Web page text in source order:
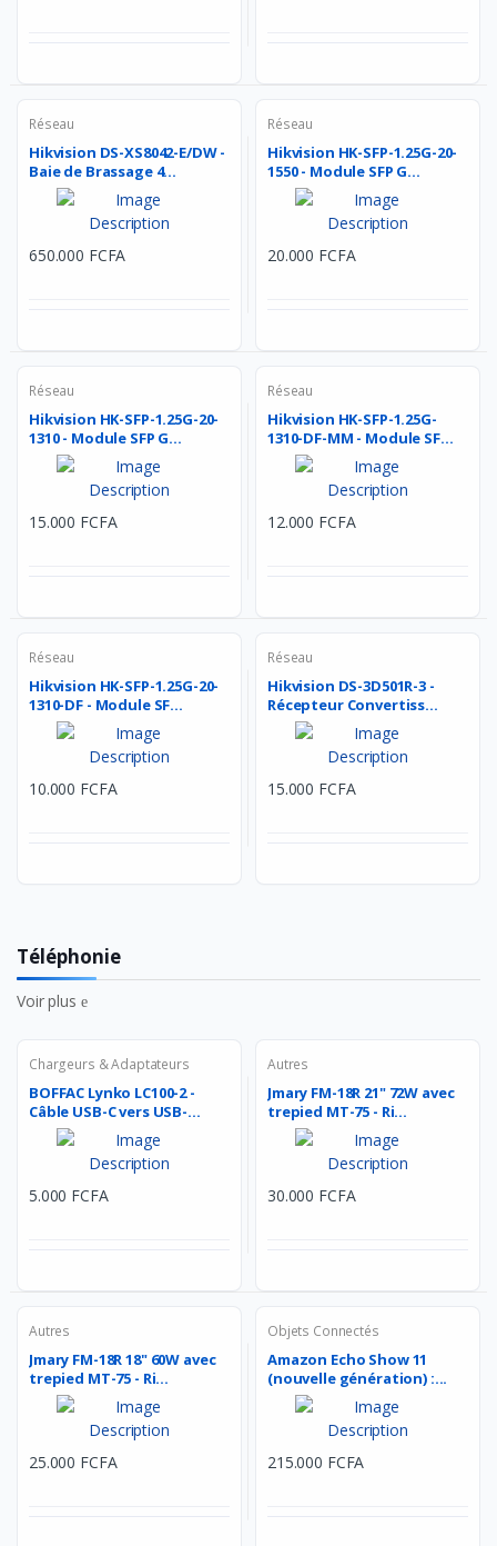
Réseau
Hikvision DS-XS8042-E/DW -
Baie de Brassage 4...
650.000 FCFA
Réseau
Hikvision HK-SFP-1.25G-20-
1550 - Module SFP G...
20.000 FCFA
Réseau
Hikvision HK-SFP-1.25G-20-
1310 - Module SFP G...
15.000 FCFA
Réseau
Hikvision HK-SFP-1.25G-
1310-DF-MM - Module SF...
12.000 FCFA
Réseau
Hikvision HK-SFP-1.25G-20-
1310-DF - Module SF...
10.000 FCFA
Réseau
Hikvision DS-3D501R-3 -
Récepteur Convertiss...
15.000 FCFA
Téléphonie
Voir plus
Chargeurs & Adaptateurs
BOFFAC Lynko LC100-2 -
Câble USB-C vers USB-...
5.000 FCFA
Autres
Jmary FM-18R 21" 72W avec
trepied MT-75 - Ri...
30.000 FCFA
Autres
Jmary FM-18R 18" 60W avec
trepied MT-75 - Ri...
25.000 FCFA
Objets Connectés
Amazon Echo Show 11
(nouvelle génération) :...
215.000 FCFA